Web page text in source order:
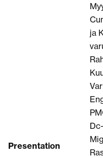
Presentation
ja